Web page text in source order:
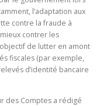
l’adaptation aux
contre la fraude à
contrer les
de lutter en amont
fiscales (par exemple,
d’identité bancaire
des Comptes a rédigé